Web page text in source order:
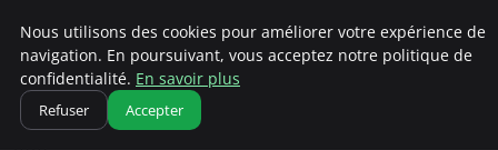
pearachutekids
Business Insights for French Entrepreneurs
Accueil
Création d'entreprise
Office signalétique pour entreprise Nantes : guide complet
Nous utilisons des cookies pour améliorer votre expérience de
navigation. En poursuivant, vous acceptez notre politique de
confidentialité. En savoir plus
Refuser Accepter